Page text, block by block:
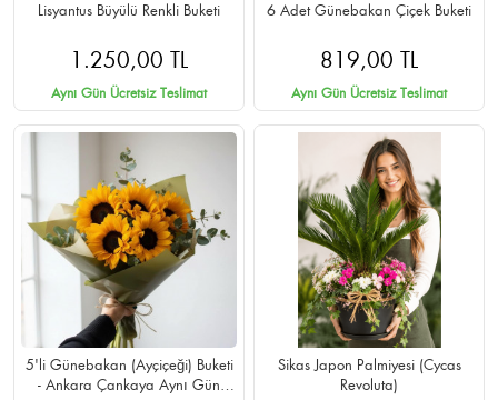
Lisyantus Büyülü Renkli Buketi
1.250,00 TL
Aynı Gün Ücretsiz Teslimat
6 Adet Günebakan Çiçek Buketi
819,00 TL
Aynı Gün Ücretsiz Teslimat
5'li Günebakan (Ayçiçeği) Buketi
- Ankara Çankaya Aynı Gün
Sikas Japon Palmiyesi (Cycas
Revoluta)